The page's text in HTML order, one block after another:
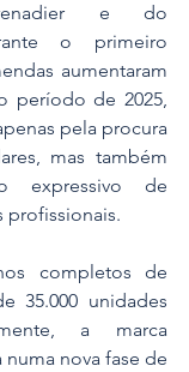
e do
o primeiro
aumentaram
período de 2025,
pela procura
mas também
expressivo de
profissionais.
completos de
35.000 unidades
a marca
nova fase de